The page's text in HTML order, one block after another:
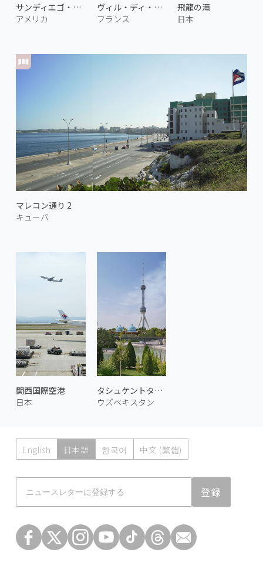
サンディエゴ・フリーウェイ
アメリカ
ヴィル・ディ・パラゾ
フランス
飛龍の滝
日本
マレコン通り 2
キューバ
関西国際空港
日本
タシュケントタワー 1
ウズベキスタン
English 日本語 한국어 中文 (繁體)
登録